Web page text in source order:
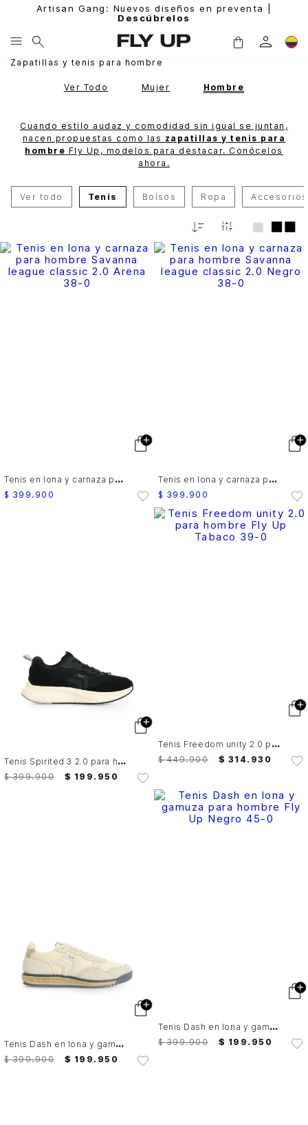
Artisan Gang: Nuevos diseños en preventa |
Descúbrelos
Zapatillas y tenis para hombre
Ver Todo Mujer Hombre
Cuando estilo audaz y comodidad sin igual se juntan,
nacen propuestas como las zapatillas y tenis para
hombre Fly Up, modelos para destacar. Conócelos
ahora.
Ver todo Tenis Bolsos Ropa Accesorios
Fecha
Release
T
enis en lona y carnaza para hombre Savanna league classic 2.0
$ 399 . 900
T
enis en lona y carnaza para hombre Savanna league classic 2.0
$ 399 . 900
T
enis Spirited 3 2.0 para hombre Fly Up
$ 399.900 $ 199 . 950
T
enis Freedom unity 2.0 para hombre Fly Up
$ 449.900 $ 314. 930
T
enis Dash en lona y gamuza para hombre Fly Up
$ 399.900 $ 199 . 950
T
enis Dash en lona y gamuza para hombre Fly Up
$ 399.900 $ 199 . 950